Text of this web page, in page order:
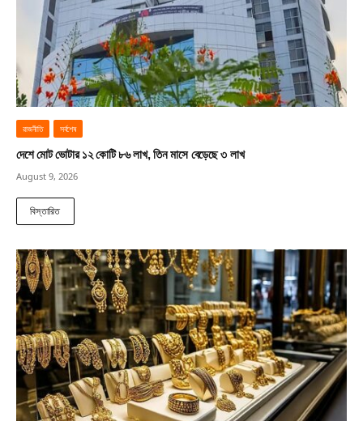
রাজনীতি সর্বশেষ
দেশে মোট ভোটার ১২ কোটি ৮৬ লাখ, তিন মাসে বেড়েছে ৩ লাখ
August 9, 2026
বিস্তারিত